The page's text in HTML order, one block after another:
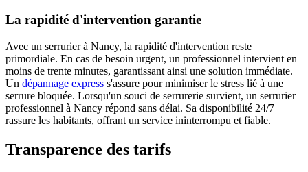
La rapidité d'intervention garantie
Avec un serrurier à Nancy, la rapidité d'intervention reste
primordiale. En cas de besoin urgent, un professionnel intervient en
moins de trente minutes, garantissant ainsi une solution immédiate.
Un dépannage express s'assure pour minimiser le stress lié à une
serrure bloquée. Lorsqu'un souci de serrurerie survient, un serrurier
professionnel à Nancy répond sans délai. Sa disponibilité 24/7
rassure les habitants, offrant un service ininterrompu et fiable.
Transparence des tarifs